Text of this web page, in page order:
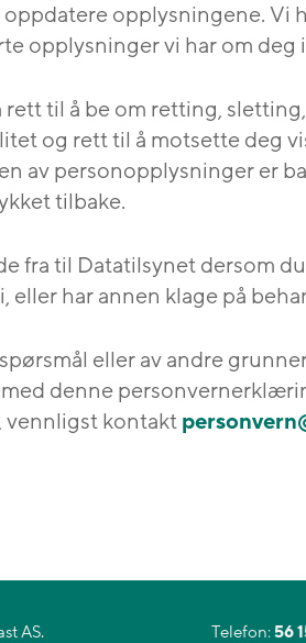
oppdatere opplysningene. Vi
opplysninger vi har om deg
rett til å be om retting,
og rett til å motsette deg
av personopplysninger er
tilbake.
fra til Datatilsynet dersom
eller har annen klage på
eller av andre
denne
vennligst kontakt
AS. Telefon:56